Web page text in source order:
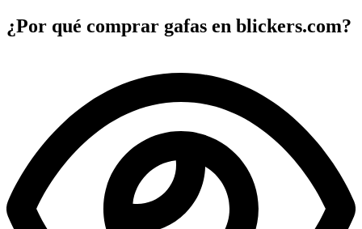
¿Por qué comprar gafas en blickers.com?